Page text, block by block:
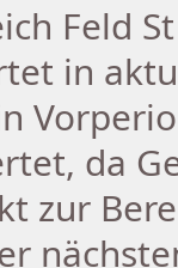
Feld
in
da
zur